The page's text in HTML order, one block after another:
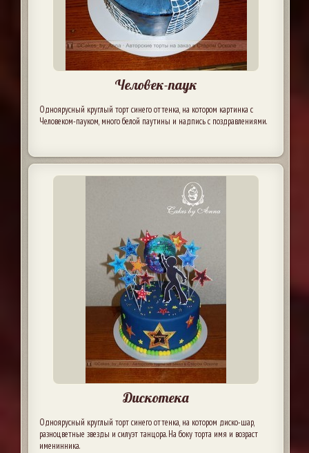
Человек-паук
Одноярусный круглый торт синего оттенка, на котором картинка с
Человеком-пауком, много белой паутины и надпись с поздравлениями.
Дискотека
Одноярусный круглый торт синего оттенка, на котором диско-шар,
разноцветные звезды и силуэт танцора. На боку торта имя и возраст
именинника.